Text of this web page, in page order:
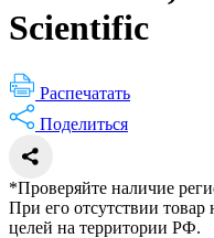
Scientific
Распечатать
Поделиться
*Проверяйте наличие
При его отсутствии
целей на территории РФ.